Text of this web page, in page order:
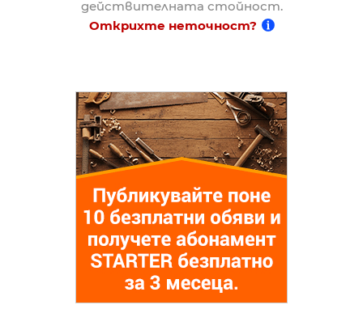
действителната стойност.
Открихте неточност?